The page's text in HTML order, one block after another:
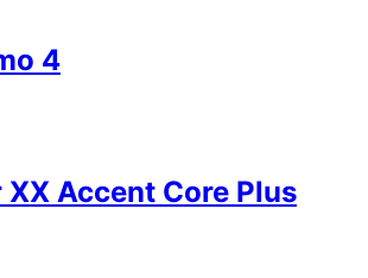
4
XX Accent Core Plus